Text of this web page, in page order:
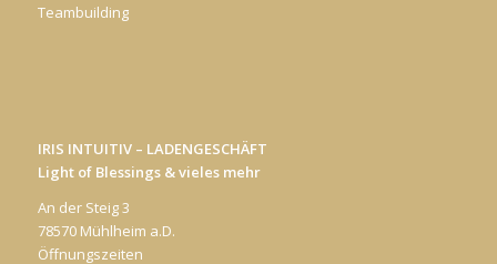
Teambuilding
IRIS INTUITIV – LADENGESCHÄFT
Light of Blessings & vieles mehr
An der Steig 3
78570 Mühlheim a.D.
Öffnungszeiten